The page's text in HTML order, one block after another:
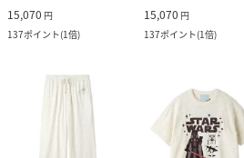
15,070 円
137ポイント(1倍)
15,070 円
137ポイント(1倍)